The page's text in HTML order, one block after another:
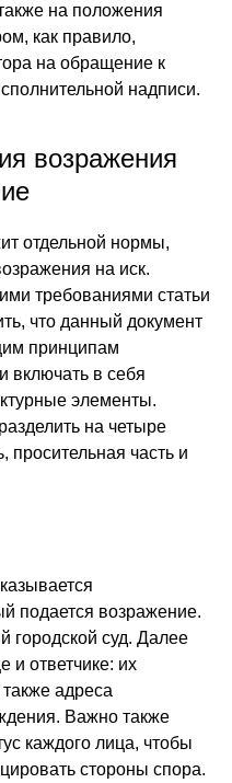
на положения
как правило,
на обращение к
надписи.
возражения
отдельной нормы,
на иск.
требованиями статьи
что данный документ
принципам
включать в себя
элементы.
на четыре
просительная часть и
подается возражение.
городской суд. Далее
и ответчике: их
адреса
Важно также
каждого лица, чтобы
стороны спора.